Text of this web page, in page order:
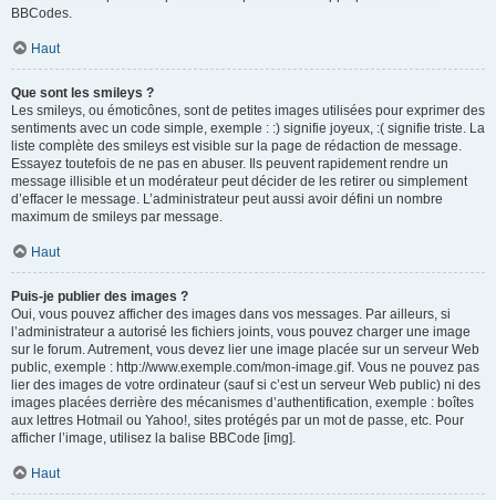
BBCodes.
Haut
Que sont les smileys ?
Les smileys, ou émoticônes, sont de petites images utilisées pour exprimer des
sentiments avec un code simple, exemple : :) signifie joyeux, :( signifie triste. La
liste complète des smileys est visible sur la page de rédaction de message.
Essayez toutefois de ne pas en abuser. Ils peuvent rapidement rendre un
message illisible et un modérateur peut décider de les retirer ou simplement
d’effacer le message. L’administrateur peut aussi avoir défini un nombre
maximum de smileys par message.
Haut
Puis-je publier des images ?
Oui, vous pouvez afficher des images dans vos messages. Par ailleurs, si
l’administrateur a autorisé les fichiers joints, vous pouvez charger une image
sur le forum. Autrement, vous devez lier une image placée sur un serveur Web
public, exemple : http://www.exemple.com/mon-image.gif. Vous ne pouvez pas
lier des images de votre ordinateur (sauf si c’est un serveur Web public) ni des
images placées derrière des mécanismes d’authentification, exemple : boîtes
aux lettres Hotmail ou Yahoo!, sites protégés par un mot de passe, etc. Pour
afficher l’image, utilisez la balise BBCode [img].
Haut